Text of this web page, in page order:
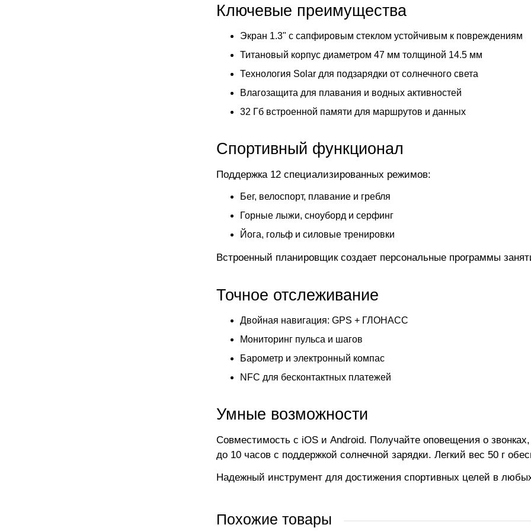
Ключевые преимущества
Экран 1.3" с сапфировым стеклом устойчивым к повреждениям
Титановый корпус диаметром 47 мм толщиной 14.5 мм
Технология Solar для подзарядки от солнечного света
Влагозащита для плавания и водных активностей
32 Гб встроенной памяти для маршрутов и данных
Спортивный функционал
Поддержка 12 специализированных режимов:
Бег, велоспорт, плавание и гребля
Горные лыжи, сноуборд и серфинг
Йога, гольф и силовые тренировки
Встроенный планировщик создает персональные программы
Точное отслеживание
Двойная навигация: GPS + ГЛОНАСС
Мониторинг пульса и шагов
Барометр и электронный компас
NFC для бесконтактных платежей
Умные возможности
Совместимость с iOS и Android. Получайте оповещения о
до 10 часов с поддержкой солнечной зарядки. Легкий вес 50 г
Надежный инструмент для достижения спортивных целей в
Похожие товары